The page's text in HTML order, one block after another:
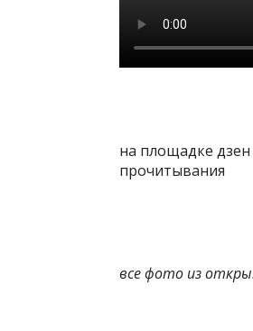
на площадке
прочитывания
все фото из